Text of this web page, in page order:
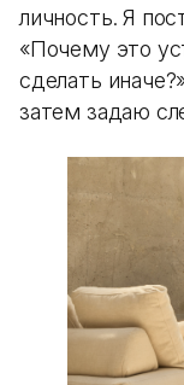
личность. Я
«Почему это
сделать
затем задаю